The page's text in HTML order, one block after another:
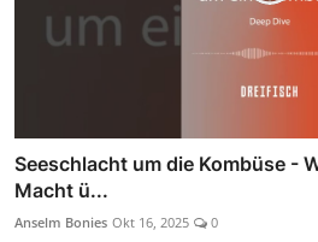
Seeschlacht um die Kombüse -
Macht ü...
Anselm Bonies Okt 16, 2025 0